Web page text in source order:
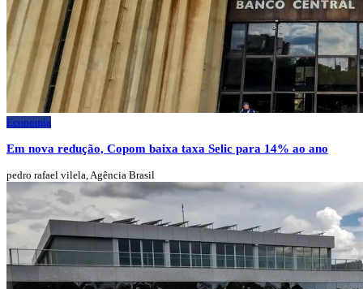
Economia
Em nova redução, Copom baixa taxa Selic para 14% ao ano
pedro rafael vilela, Agência Brasil